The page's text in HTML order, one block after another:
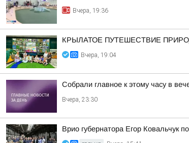
Вчера, 19:36
КРЫЛАТОЕ ПУТЕШЕСТВИЕ
Вчера, 19:04
Собрали главное к этому часу в
Вчера, 23:30
Врио губернатора Егор Ковальчук